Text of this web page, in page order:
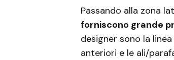
Passando alla zona
forniscono grande
designer sono la
anteriori e le ali/